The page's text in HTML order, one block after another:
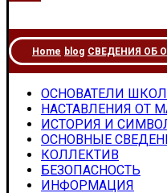
Home blog СВЕДЕНИЯ ОБ
ОСНОВАТЕЛИ
НАСТАВЛЕНИЯ ОТ
ИСТОРИЯ И
ОСНОВНЫЕ
КОЛЛЕКТИВ
БЕЗОПАСНОСТЬ
ИНФОРМАЦИЯ